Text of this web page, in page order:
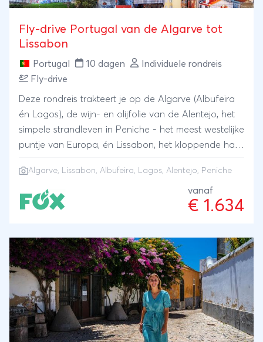
Fly-drive Portugal van de Algarve tot
Lissabon
Portugal 10 dagen
Individuele rondreis
Fly-drive
Deze rondreis trakteert je op de Algarve (Albufeira
én Lagos), de wijn- en olijfolie van de Alentejo, het
simpele strandleven in Peniche - het meest westelijke
puntje van Europa, én Lissabon, het kloppende hart
Algarve, Lissabon, Albufeira, Lagos, Alentejo, Peniche
vanaf
€ 1.634